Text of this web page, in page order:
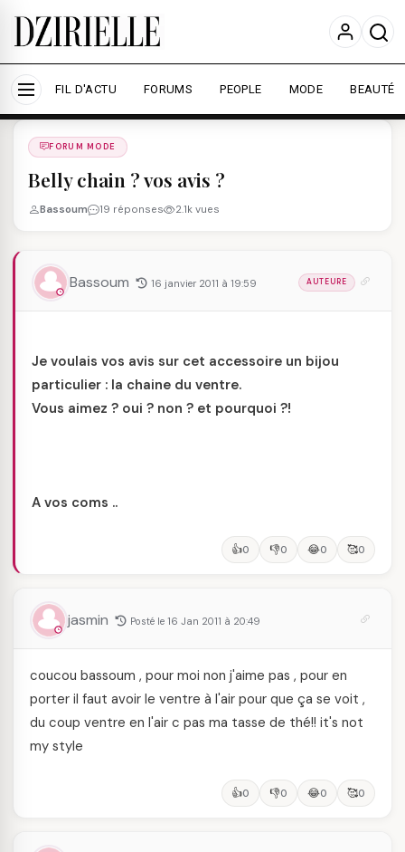
Nous utilisons des cookies pour améliorer votre
expérience et mesurer l'audience.
En savoir plus
Accepter tout Personnaliser
FIL D'ACTU FORUMS PEOPLE MODE BEAUTÉ
Forums
FORUM MODE
Belly chain ? vos avis ?
Bassoum 19 réponses 2.1k vues
Bassoum 16 janvier 2011 à 19:59 AUTEURE
Je voulais vos avis sur cet accessoire un bijou
particulier : la chaine du ventre.
Vous aimez ? oui ? non ? et pourquoi ?!
A vos coms ..
👍0 👎0 😂0 🥰0
jasmin Posté le 16 Jan 2011 à 20:49
coucou bassoum , pour moi non j'aime pas , pour en
porter il faut avoir le ventre à l'air pour que ça se voit ,
du coup ventre en l'air c pas ma tasse de thé!! it's not
my style
👍0 👎0 😂0 🥰0